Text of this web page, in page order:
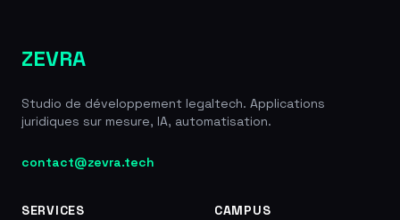
ZEVRA
Studio de développement legaltech. Applications
juridiques sur mesure, IA, automatisation.
contact@zevra.tech
SERVICES
CAMPUS